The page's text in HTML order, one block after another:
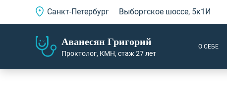
Санкт-Петербург Выборгское шоссе, 5к1И
Аванесян Григорий
Проктолог, КМН, стаж 27 лет
О СЕБЕ